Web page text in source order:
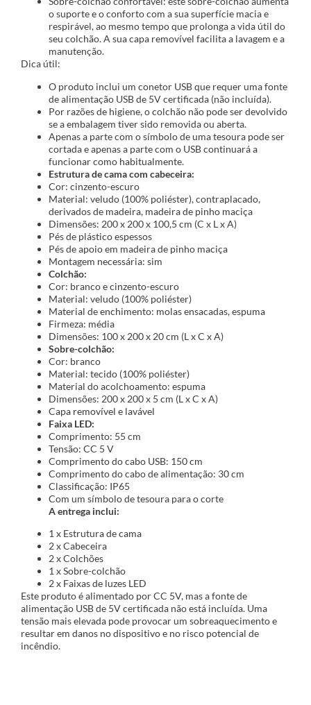
o suporte e o conforto com a sua superfície macia e
respirável, ao mesmo tempo que prolonga a vida útil do
seu colchão. A sua capa removível facilita a lavagem e a
manutenção.
Dica útil:
O produto inclui um conetor USB que requer uma fonte
de alimentação USB de 5V certificada (não incluída).
Por razões de higiene, o colchão não pode ser devolvido
se a embalagem tiver sido removida ou aberta.
Apenas a parte com o símbolo de uma tesoura pode ser
cortada e apenas a parte com o USB continuará a
funcionar como habitualmente.
Estrutura de cama com cabeceira:
Cor: cinzento-escuro
Material: veludo (100% poliéster), contraplacado,
derivados de madeira, madeira de pinho maciça
Dimensões: 200 x 200 x 100,5 cm (C x L x A)
Pés de plástico espessos
Pés de apoio em madeira de pinho maciça
Montagem necessária: sim
Colchão:
Cor: branco e cinzento-escuro
Material: veludo (100% poliéster)
Material de enchimento: molas ensacadas, espuma
Firmeza: média
Dimensões: 100 x 200 x 20 cm (L x C x A)
Sobre-colchão:
Cor: branco
Material: tecido (100% poliéster)
Material do acolchoamento: espuma
Dimensões: 200 x 200 x 5 cm (L x C x A)
Capa removível e lavável
Faixa LED:
Comprimento: 55 cm
Tensão: CC 5 V
Comprimento do cabo USB: 150 cm
Comprimento do cabo de alimentação: 30 cm
Classificação: IP65
Com um símbolo de tesoura para o corte
A entrega inclui:
1 x Estrutura de cama
2 x Cabeceira
2 x Colchões
1 x Sobre-colchão
2 x Faixas de luzes LED
Este produto é alimentado por CC 5V, mas a fonte de
alimentação USB de 5V certificada não está incluída. Uma
tensão mais elevada pode provocar um sobreaquecimento e
resultar em danos no dispositivo e no risco potencial de
incêndio.